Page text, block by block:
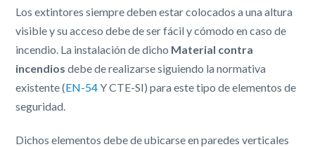
Los extintores siempre deben estar colocados a una altura
visible y su acceso debe de ser fácil y cómodo en caso de
incendio. La instalación de dicho Material contra
incendios debe de realizarse siguiendo la normativa
existente (EN-54Y CTE-SI) para este tipo de elementos de
seguridad.
Dichos elementos debe de ubicarse en paredes verticales